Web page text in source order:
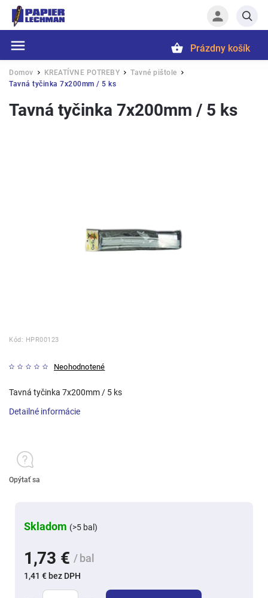
Hľadať
Prázdny košík
Domov / KREATÍVNE POTREBY / Tavné pištole /
Tavná tyčinka 7x200mm / 5 ks
Tavná tyčinka 7x200mm / 5 ks
Kód: HPR00123
Neohodnotené
1,73 € / bal
1,41 € bez DPH
Skladom (>5 bal)
Tavná tyčinka 7x200mm / 5 ks
Detailné informácie
Opýtať sa